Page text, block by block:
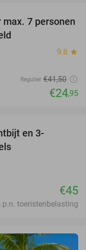
40%
7 personen
9.8 star
Regulier €41,50
€24,95
en 3-
€45
toeristenbelasting